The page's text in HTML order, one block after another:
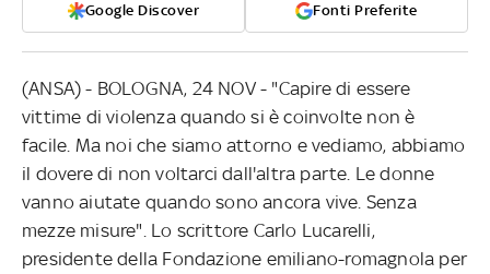
Google Discover Fonti Preferite
(ANSA) - BOLOGNA, 24 NOV - "Capire di essere
vittime di violenza quando si è coinvolte non è
facile. Ma noi che siamo attorno e vediamo, abbiamo
il dovere di non voltarci dall'altra parte. Le donne
vanno aiutate quando sono ancora vive. Senza
mezze misure". Lo scrittore Carlo Lucarelli,
presidente della Fondazione emiliano-romagnola per